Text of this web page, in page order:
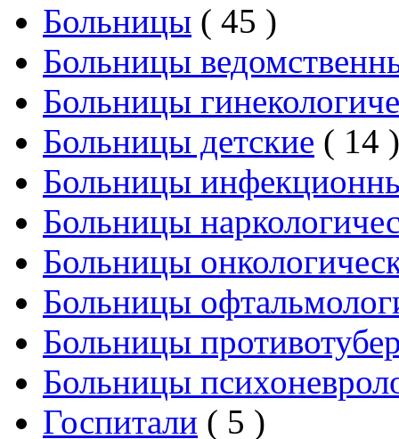
Больницы ( 45 )
Больницы
Больницы
Больницы детские ( 14 )
Больницы
Больницы
Больницы
Больницы
Больницы
Больницы
Госпитали ( 5 )